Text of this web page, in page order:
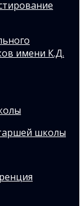
имени К.Д.
школы